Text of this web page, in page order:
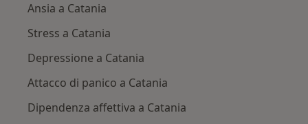
Ansia a Catania
Stress a Catania
Depressione a Catania
Attacco di panico a Catania
Dipendenza affettiva a Catania